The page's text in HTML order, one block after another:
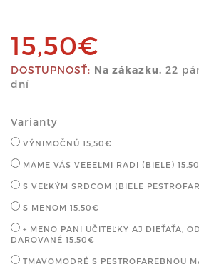
15,50€
DOSTUPNOSŤ: Na zákazku. 22
dní
Varianty
VÝNIMOČNÚ 15,50€
MÁME VÁS VEEEĽMI RADI (BIELE)
S VEĽKÝM SRDCOM (BIELE
S MENOM 15,50€
+ MENO PANI UČITEĽKY AJ DIEŤAŤA,
DAROVANÉ 15,50€
TMAVOMODRÉ S PESTROFAREBNOU